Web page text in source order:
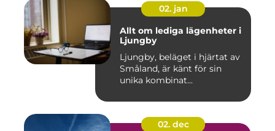
02. jan
Allt om lediga lägenheter i
Ljungby
Ljungby, beläget i hjärtat av
Småland, är känt för sin
unika kombinat...
02. dec